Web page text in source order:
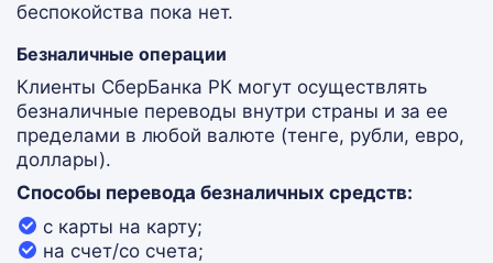
беспокойства пока нет.
Безналичные операции
Клиенты СберБанка РК могут осуществлять
безналичные переводы внутри страны и за ее
пределами в любой валюте (тенге, рубли, евро,
доллары).
Способы перевода безналичных средств:
с карты на карту;
на счет/со счета;